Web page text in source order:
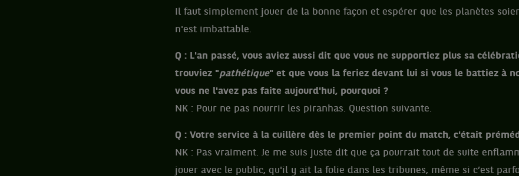
Il faut simplement jouer de la bonne façon et espérer que les planètes
n'est imbattable.
Q : L'an passé, vous aviez aussi dit que vous ne supportiez plus sa
trouviez "pathétique" et que vous la feriez devant lui si vous le battiez à
vous ne l'avez pas faite aujourd'hui, pourquoi ?
NK : Pour ne pas nourrir les piranhas. Question suivante.
Q : Votre service à la cuillère dès le premier point du match, c'était
NK : Pas vraiment. Je me suis juste dit que ça pourrait tout de suite
jouer avec le public, qu'il y ait la folie dans les tribunes, même si c’est